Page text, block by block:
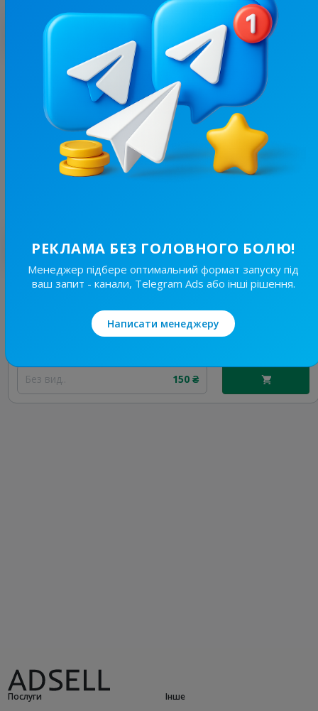
З цим каналом часто купують
17.8
3.4K/
695
ВІННИЧАНКА | НОВИНИ | ВІННИЦЯ
Новини/ЗМІ, Регіональні
Ціна реклами
Найкращі за темою
19.8K/
4.6K
Новини/ЗМІ, Регіональні
Без вид.. 150 ₴
Послуги
Інше
РЕКЛАМА БЕЗ ГОЛОВНОГО БОЛЮ!
Менеджер підбере оптимальний формат запуску під
ваш запит - канали, Telegram Ads або інші рішення.
Написати менеджеру